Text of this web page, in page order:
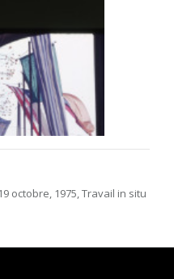
octobre, 1975, Travail in situ